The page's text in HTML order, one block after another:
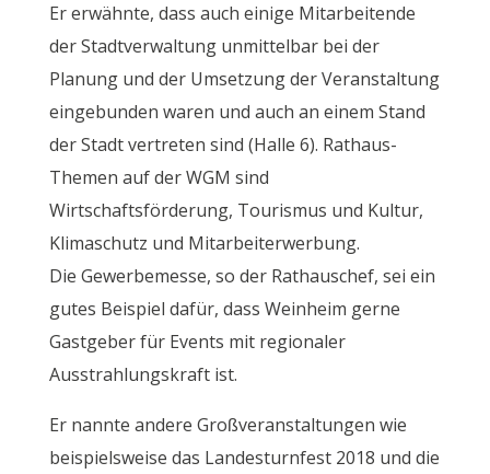
Er erwähnte, dass auch einige Mitarbeitende
der Stadtverwaltung unmittelbar bei der
Planung und der Umsetzung der Veranstaltung
eingebunden waren und auch an einem Stand
der Stadt vertreten sind (Halle 6). Rathaus-
Themen auf der WGM sind
Wirtschaftsförderung, Tourismus und Kultur,
Klimaschutz und Mitarbeiterwerbung.
Die Gewerbemesse, so der Rathauschef, sei ein
gutes Beispiel dafür, dass Weinheim gerne
Gastgeber für Events mit regionaler
Ausstrahlungskraft ist.
Er nannte andere Großveranstaltungen wie
beispielsweise das Landesturnfest 2018 und die